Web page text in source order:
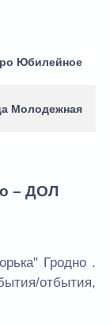
Юбилейное
Молодежная
– ДОЛ
Гродно .
отбытия,